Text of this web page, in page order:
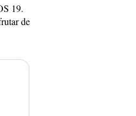
19.
de